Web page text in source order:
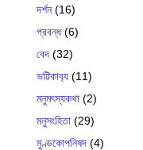
দর্শন(16)
প্রবন্ধ(6)
বেদ (32)
ভট্টিকাব‍্য (11)
মনুমৎস্যকথা (2)
মনুসংহিতা (29)
মুণ্ডকোপনিষদ (4)